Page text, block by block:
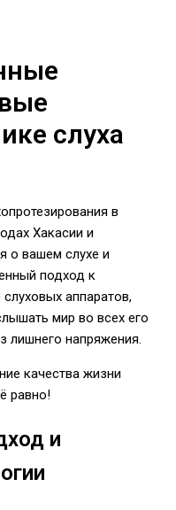
слуха
в
Хакасии и
о вашем слухе и
подход к
аппаратов,
мир во всех его
лишнего напряжения.
качества жизни
равно!
и